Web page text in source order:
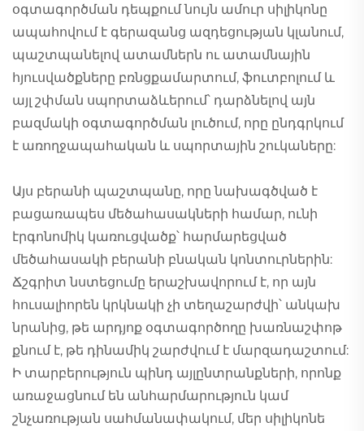
օգտագործման դեպքում նույն ամուր սիլիկոնը
ապահովում է գերազանց ազդեցության կլանում,
պաշտպանելով ատամներն ու ատամնային
հյուսվածքները բռնցքամարտում, ֆուտբոլում և
այլ շփման սպորտաձևերում՝ դարձնելով այն
բազմակի օգտագործման լուծում, որը ընդգրկում
է առողջապահական և սպորտային շուկաները:
Այս բերանի պաշտպանը, որը նախագծված է
բացառապես մեծահասակների համար, ունի
էրգոնոմիկ կառուցվածք՝ հարմարեցված
մեծահասակի բերանի բնական կոնտուրներին:
Ճշգրիտ նստեցումը երաշխավորում է, որ այն
հուսալիորեն կրկնակի չի տեղաշարժվի՝ անկախ
նրանից, թե արդյոք օգտագործողը խառնաշփոթ
քնում է, թե դինամիկ շարժվում է մարզադաշտում:
Ի տարբերություն պինդ այլընտրանքների, որոնք
առաջացնում են անհարմարություն կամ
շնչառության սահմանափակում, մեր սիլիկոնե